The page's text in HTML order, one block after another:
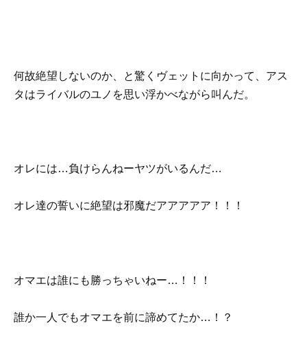
何故絶望しないのか、と驚くヴェットに向かって、アス
タはライバルのユノを思い浮かべながら叫んだ。
オレには…負けらんねーヤツがいるんだ…
オレ達の誓いに絶望は邪魔だアアアアア！！！
オマエは誰にも勝っちゃいねー…！！！
誰か一人でもオマエを前に諦めてたか…！？